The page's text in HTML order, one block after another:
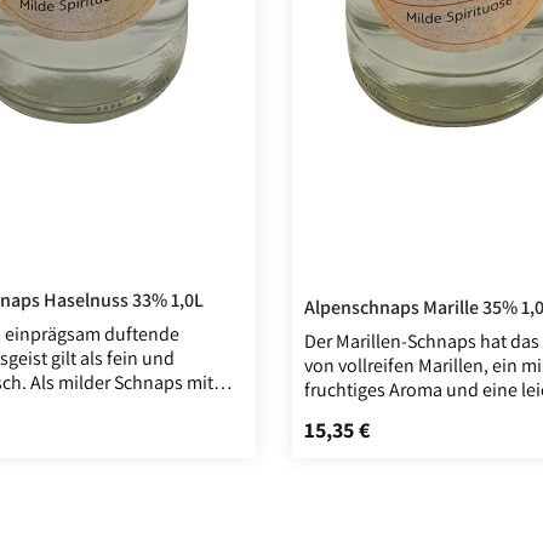
Haselnuss 33% 1,0L
einprägsam duftende
gilt als fein und
Als milder Schnaps mit
und hat außerdem
Alpenschnaps Marille 35%
Der Marillen-Schnaps hat
von vollreifen Marillen, ein
fruchtiges Aroma und eine
Schnaps als Steinbeisser
Regulärer Preis:
15,35 €